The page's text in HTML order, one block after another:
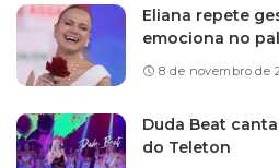
Eliana repete
emociona no
8 de novembro de
Duda Beat
do Teleton